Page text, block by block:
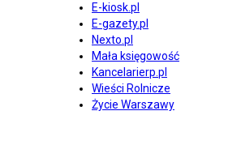
E-kiosk.pl
E-gazety.pl
Nexto.pl
Mała księgowość
Kancelarierp.pl
Wieści Rolnicze
Życie Warszawy